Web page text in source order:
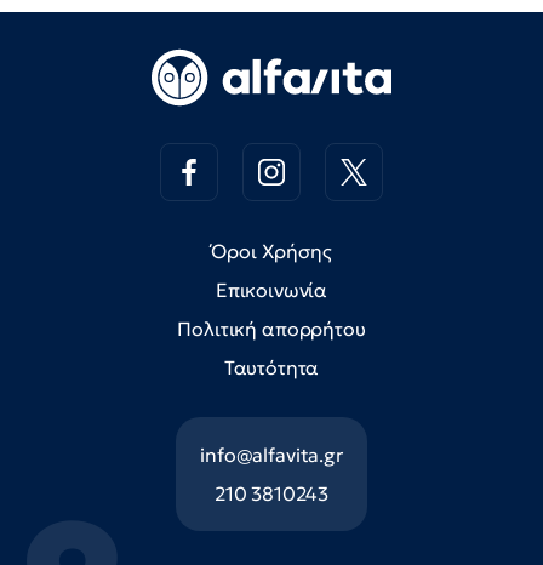
Όροι Χρήσης
Επικοινωνία
Πολιτική απορρήτου
Ταυτότητα
info@alfavita.gr
210 3810243